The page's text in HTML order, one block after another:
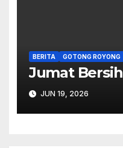
BERITA GOTONG ROYONG
Jumat Bersih
JUN 19, 2026